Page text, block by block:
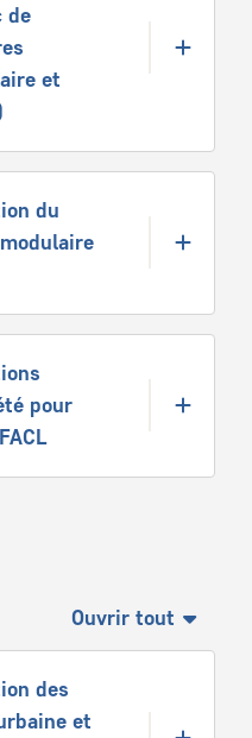
de
et
du
pour
Ouvrir tout
des
et